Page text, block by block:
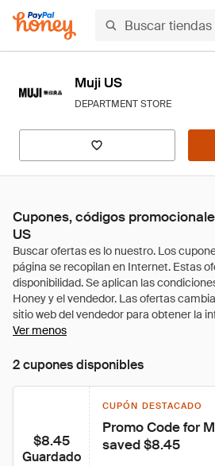
Muji US
DEPARTMENT STORE
Cupones, códigos
US
Ver menos
2 cupones disponibles
$8.45
Guardado
CUPÓN DESTACADO
Promo Code for
saved $8.45